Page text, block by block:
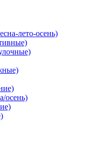
лето-осень)
осень)